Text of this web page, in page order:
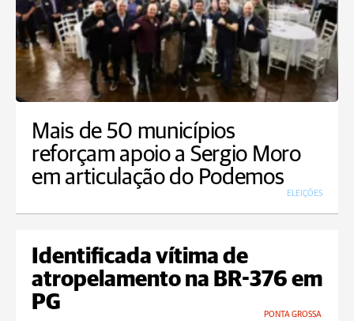
Mais de 50 municípios
reforçam apoio a Sergio Moro
em articulação do Podemos
ELEIÇÕES
Identificada vítima de
atropelamento na BR-376 em
PG
PONTA GROSSA